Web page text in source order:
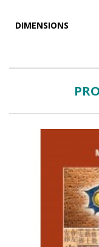
DIMENSIONS